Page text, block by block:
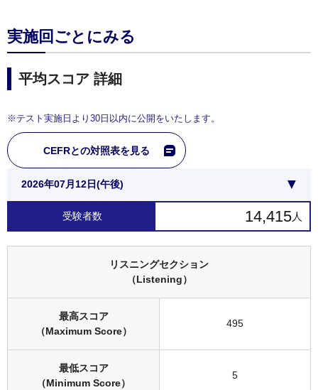
実施回ごとにみる
平均スコア 詳細
※テスト実施日より30日以内に公開をいたします。
受験者数 14,415人
CEFRとの対照表を見る
リスニングセクション
（Listening）
最高スコア
（Maximum Score）
495
最低スコア
（Minimum Score）
5